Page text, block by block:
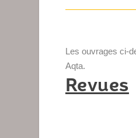
Les ouvrages ci-
Aqta.
Revues